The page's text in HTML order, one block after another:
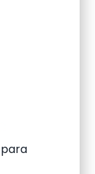
para